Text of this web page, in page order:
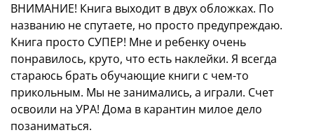
2. Для усиления эффекта запоминания малышу
предлагается поиграть — найти и наклеитьцифру,
знак или число.
3. Задания на отработку и написание цифры, знака
или числа помогут малышу понять, как писать их
правильно, а заодно подготовят руку к письму.
4. Развивающие игры в конце книги помогут
ВНИМАНИЕ! Книга выходит в двух обложках. По
названию не спутаете, но просто предупреждаю.
Книга просто СУПЕР! Мне и ребенку очень
понравилось, круто, что есть наклейки. Я всегда
стараюсь брать обучающие книги с чем-то
прикольным. Мы не занимались, а играли. Счет
освоили на УРА! Дома в карантин милое дело
позаниматься.